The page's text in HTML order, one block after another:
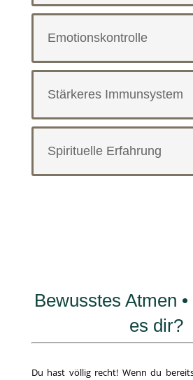
Emotionskontrolle
Stärkeres Immunsystem
Spirituelle Erfahrung
Bewusstes Atmen
es dir?
Du hast völlig recht! Wenn du